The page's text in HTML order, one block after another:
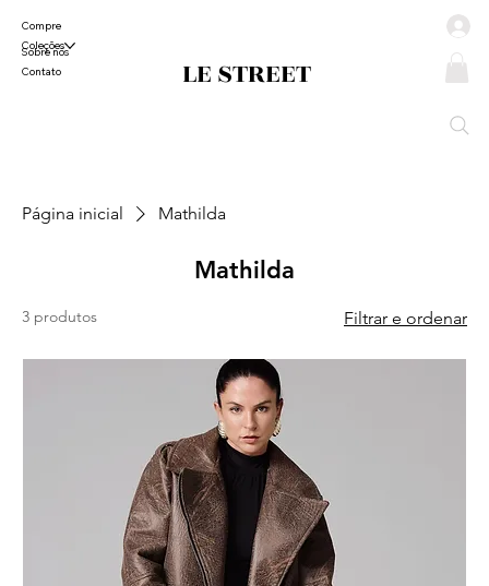
LE STREET
Compre
Coleções
Sobre nós
Contato
Página inicial Mathilda
Mathilda
3 produtos Filtrar e ordenar